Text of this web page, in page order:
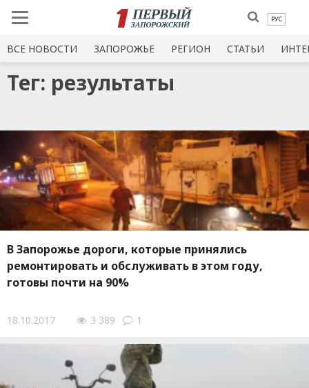
РУС
ВСЕ НОВОСТИ ЗАПОРОЖЬЕ РЕГИОН СТАТЬИ
Тег: результаты
В Запорожье дороги, которые принялись
ремонтировать и обслуживать в этом году,
готовы почти на 90%
18.10.2017 3 389 1